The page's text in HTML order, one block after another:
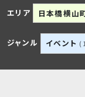
エリア 日本橋横山
ジャンル イベント